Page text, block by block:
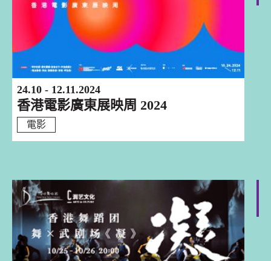
24.10 - 12.11.2024
香港電影廣東展映周 2024
電影